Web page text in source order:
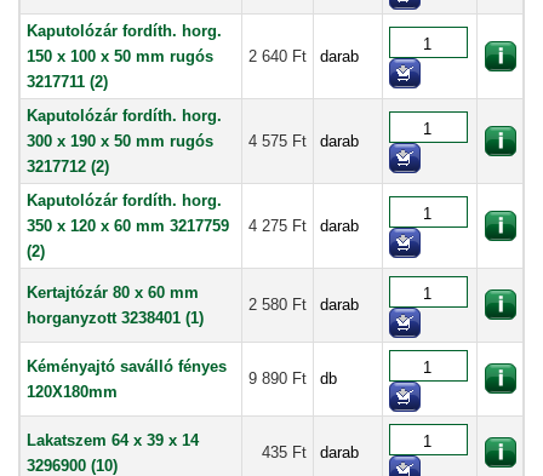
Kaputolózár fordíth. horg.
150 x 100 x 50 mm rugós
3217711 (2)
2 640 Ft darab
Kaputolózár fordíth. horg.
300 x 190 x 50 mm rugós
3217712 (2)
4 575 Ft darab
Kaputolózár fordíth. horg.
350 x 120 x 60 mm 3217759
(2)
4 275 Ft darab
Kertajtózár 80 x 60 mm
horganyzott 3238401 (1)
2 580 Ft darab
Kéményajtó saválló fényes
120X180mm
9 890 Ft db
Lakatszem 64 x 39 x 14
3296900 (10)
435 Ft darab